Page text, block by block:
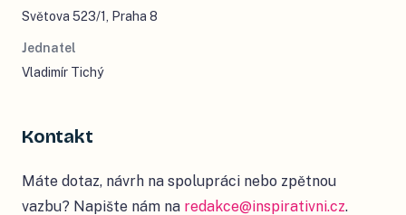
Světova 523/1, Praha 8
Jednatel
Vladimír Tichý
Kontakt
Máte dotaz, návrh na spolupráci nebo zpětnou
vazbu? Napište nám na redakce@inspirativni.cz.